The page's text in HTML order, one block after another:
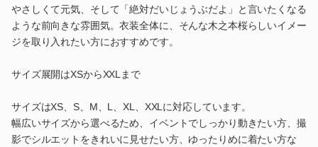
やさしくて元気、そして「絶対だいじょうぶだよ」と言いたくなる
ような前向きな雰囲気。衣装全体に、そんな木之本桜らしいイメー
ジを取り入れたい方におすすめです。
サイズ展開はXSからXXLまで
サイズはXS、S、M、L、XL、XXLに対応しています。
幅広いサイズから選べるため、イベントでしっかり動きたい方、撮
影でシルエットをきれいに見せたい方、ゆったりめに着たい方な